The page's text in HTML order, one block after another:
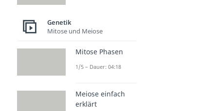
Genetik
Mitose und Meiose
Mitose Phasen
1/5 – Dauer: 04:18
Meiose einfach
erklärt